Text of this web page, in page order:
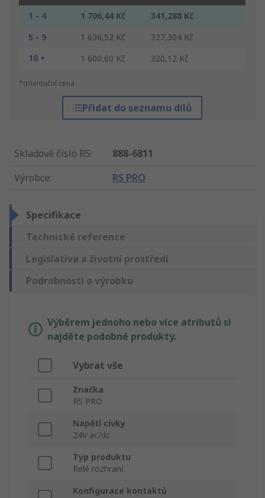
1 - 4 1 706,44 Kč
341,288 Kč
5 - 9
1 636,52 Kč
327,304 Kč
10 +
1 600,60 Kč 320,12 Kč
*orientační cena
Přidat do seznamu dílů
Skladové číslo RS:
888-6811
Výrobce: RS PRO
Specifikace
Technické reference
Legislativa a životní prostředí
Podrobnosti o výrobku
Výběrem jednoho nebo více atributů si
najděte podobné produkty.
Vybrat vše
Značka
RS PRO
Napětí cívky
24V ac/dc
Typ produktu
Relé rozhraní
Konfigurace kontaktů